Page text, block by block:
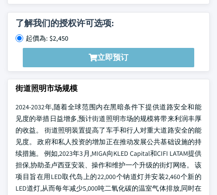
了解我们的授权许可选项:
起價為: $2,450
立即预订
街道照明市场规模
2024-2032年,随着全球范围内在黑暗条件下提供道路安全和能
见度的举措日益增多,预计街道照明市场的规模将带来利润丰厚
的收益。 街道照明装置提高了车手和行人对重大道路安全的能
见度。 政府和私人投资的增加正在推动发展公共基础设施的持
续措施。 例如,2023年3月,MIGA向KLED Capital和CIFI LATAM提供
担保,协助圣卢西亚安装、操作和维护一个升级的街灯网络。 该
项目旨在用LED取代岛上的22,000个钠道灯并安装2,460个新的
LED道灯,从而每年减少5,000吨二氧化碳的温室气体排放,同时在